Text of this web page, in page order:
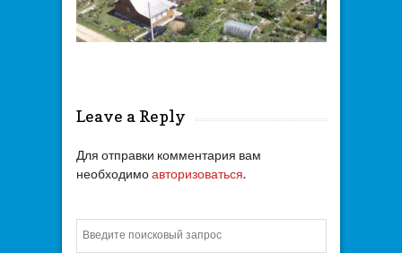
Leave a Reply
Для отправки комментария вам
необходимоавторизоваться.